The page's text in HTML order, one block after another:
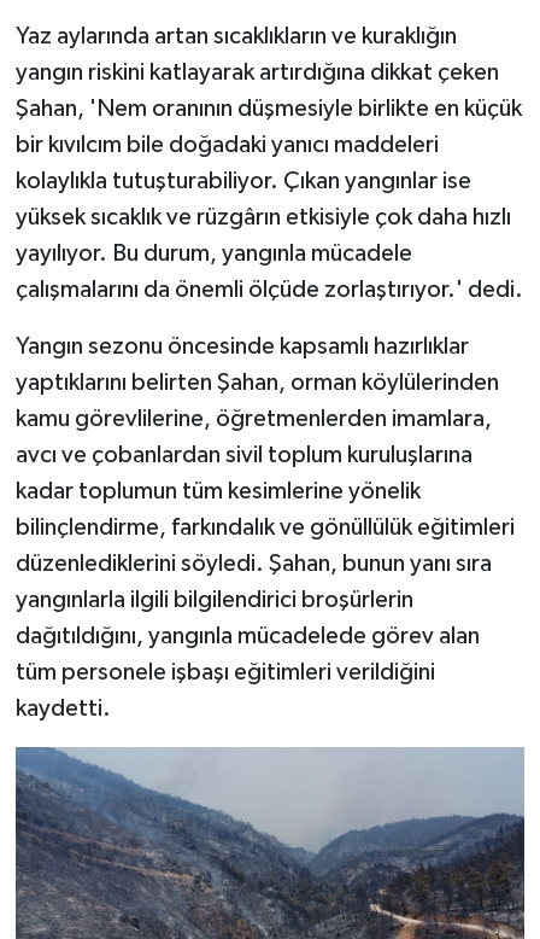
Yaz aylarında artan sıcaklıkların ve kuraklığın
yangın riskini katlayarak artırdığına dikkat çeken
Şahan, 'Nem oranının düşmesiyle birlikte en küçük
bir kıvılcım bile doğadaki yanıcı maddeleri
kolaylıkla tutuşturabiliyor. Çıkan yangınlar ise
yüksek sıcaklık ve rüzgârın etkisiyle çok daha hızlı
yayılıyor. Bu durum, yangınla mücadele
çalışmalarını da önemli ölçüde zorlaştırıyor.' dedi.
Yangın sezonu öncesinde kapsamlı hazırlıklar
yaptıklarını belirten Şahan, orman köylülerinden
kamu görevlilerine, öğretmenlerden imamlara,
avcı ve çobanlardan sivil toplum kuruluşlarına
kadar toplumun tüm kesimlerine yönelik
bilinçlendirme, farkındalık ve gönüllülük eğitimleri
düzenlediklerini söyledi. Şahan, bunun yanı sıra
yangınlarla ilgili bilgilendirici broşürlerin
dağıtıldığını, yangınla mücadelede görev alan
tüm personele işbaşı eğitimleri verildiğini
kaydetti.